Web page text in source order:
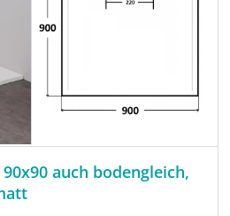
auch bodengleich,